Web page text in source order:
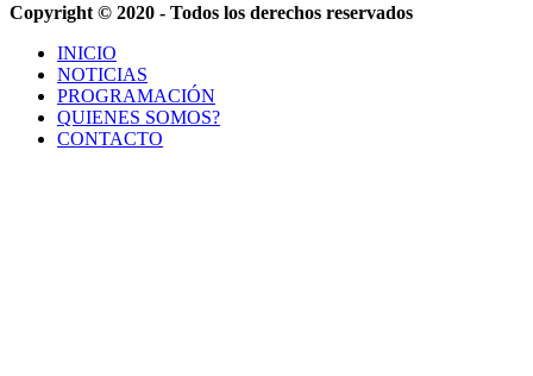
Copyright © 2020 - Todos los derechos reservados
INICIO
NOTICIAS
PROGRAMACIÓN
QUIENES SOMOS?
CONTACTO